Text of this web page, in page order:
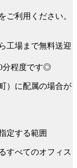
ご利用ください。
工場まで無料送迎
分程度です◎
）に配属の場合が
定する範囲
すべてのオフィス